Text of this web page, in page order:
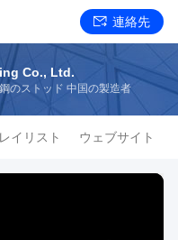
連絡先
Co., Ltd.
のストッド 中国の製造者
イリスト ウェブサイト